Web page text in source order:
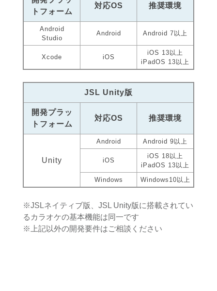
トフォーム
対応OS 推奨環境
Android
Studio
Android Android 7以上
Xcode iOS
iOS 13以上
iPadOS 13以上
JSL Unity版
開発プラッ
トフォーム
対応OS 推奨環境
Unity
Android Android 9以上
iOS
iOS 18以上
iPadOS 13以上
Windows
Windows10以上
※JSLネイティブ版、JSL Unity版に搭載されてい
るカラオケの基本機能は同一です
※上記以外の開発要件はご相談ください